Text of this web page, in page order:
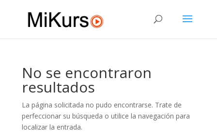
No se encontraron
resultados
La página solicitada no pudo encontrarse. Trate de
perfeccionar su búsqueda o utilice la navegación para
localizar la entrada.